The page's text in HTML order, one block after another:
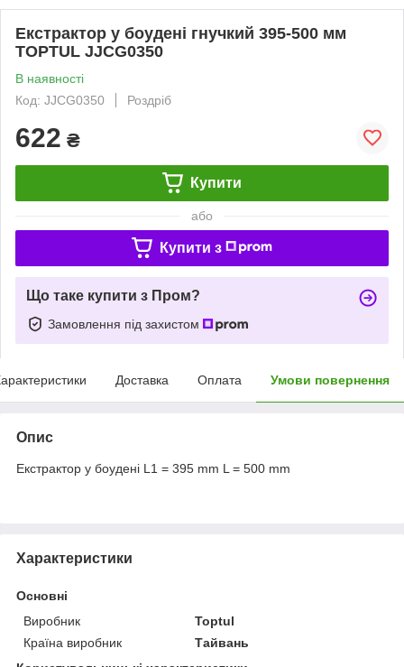
Екстрактор у боудені гнучкий 395-500 мм
TOPTUL JJCG0350
В наявності
Код: JJCG0350
Роздріб
622 ₴
Купити
або
Купити з
Що таке купити з Пром?
Замовлення під захистом
Доставка Оплата Умови повернення
Опис
Екстрактор у боудені L1 = 395 mm L = 500 mm
Характеристики
Основні
Виробник
Toptul
Країна виробник
Тайвань